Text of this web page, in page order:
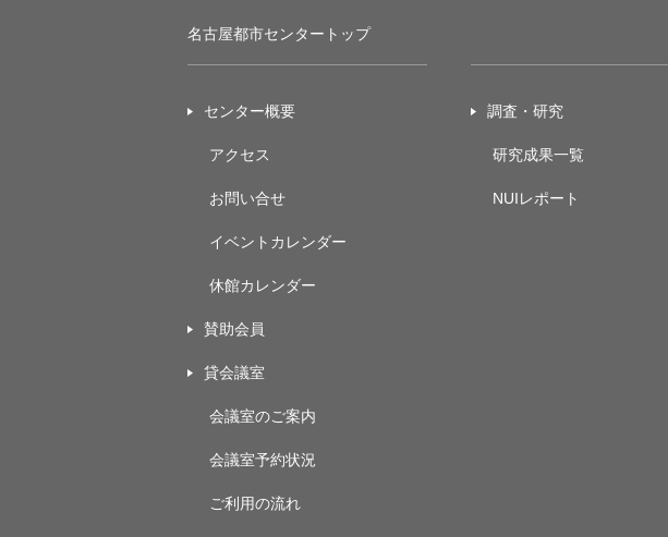
名古屋都市センタートップ
センター概要
アクセス
お問い合せ
イベントカレンダー
休館カレンダー
賛助会員
貸会議室
会議室のご案内
会議室予約状況
ご利用の流れ
調査・研究
研究成果一覧
NUIレポート